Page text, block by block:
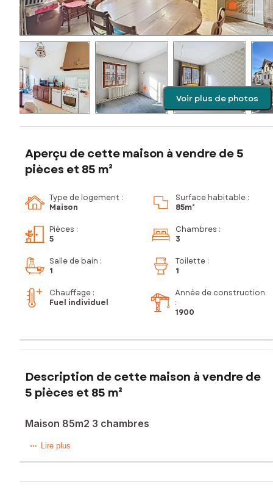
Voir plus de photos
Aperçu de cette maison à vendre de 5
pièces et 85 m²
Type de logement :
Maison
Surface habitable :
85m²
Pièces :
5
Chambres :
3
Salle de bain :
1
Toilette :
1
Chauffage :
Fuel individuel
Année de construction
:
1900
Description de cette maison à vendre de
5 pièces et 85 m²
Maison 85m2 3 chambres
Maison de village à rénover – 5 pièces situé à Vertrieu
D’une configuration fonctionnelle, elle se compose de 5
Lire plus